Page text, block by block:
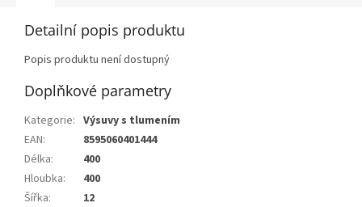
Detailní popis produktu
Popis produktu není dostupný
Doplňkové parametry
Kategorie: Výsuvy s tlumením
EAN:
8595060401444
Délka:
400
Hloubka:
400
Šířka:
12